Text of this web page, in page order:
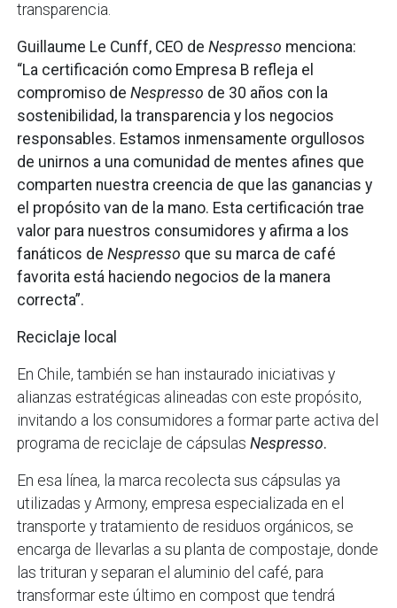
transparencia.
Guillaume Le Cunff, CEO deNespresso menciona:
“La certificación como Empresa B refleja el
compromiso deNespresso de 30 años con la
sostenibilidad, la transparencia y los negocios
responsables. Estamos inmensamente orgullosos
de unirnos a una comunidad de mentes afines que
comparten nuestra creencia de que las ganancias y
el propósito van de la mano. Esta certificación trae
valor para nuestros consumidores y afirma a los
fanáticos deNespresso que su marca de café
favorita está haciendo negocios de la manera
correcta”.
Reciclaje local
En Chile, también se han instaurado iniciativas y
alianzas estratégicas alineadas con este propósito,
invitando a los consumidores a formar parte activa del
programa de reciclaje de cápsulasNespresso.
En esa línea, la marca recolecta sus cápsulas ya
utilizadas y Armony, empresa especializada en el
transporte y tratamiento de residuos orgánicos, se
encarga de llevarlas a su planta de compostaje, donde
las trituran y separan el aluminio del café, para
transformar este último en compost que tendrá